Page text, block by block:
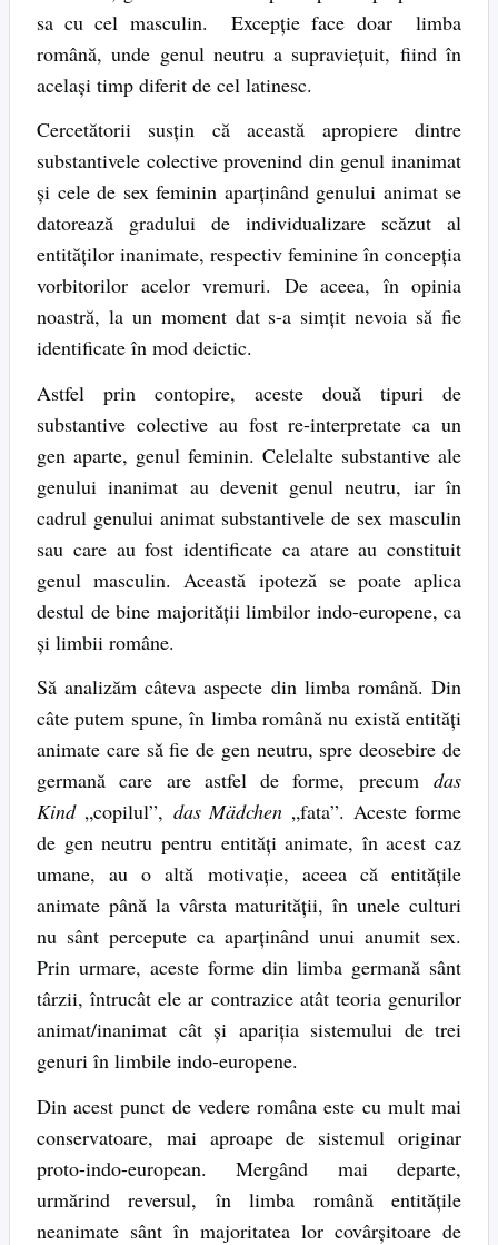
sa cu cel masculin. Excepție face doar limba
română, unde genul neutru a supraviețuit, fiind în
același timp diferit de cel latinesc.
Cercetătorii susțin că această apropiere dintre
substantivele colective provenind din genul inanimat
și cele de sex feminin aparținând genului animat se
datorează gradului de individualizare scăzut al
entităților inanimate, respectiv feminine în concepția
vorbitorilor acelor vremuri. De aceea, în opinia
noastră, la un moment dat s-a simțit nevoia să fie
identificate în mod deictic.
Astfel prin contopire, aceste două tipuri de
substantive colective au fost re-interpretate ca un
gen aparte, genul feminin. Celelalte substantive ale
genului inanimat au devenit genul neutru, iar în
cadrul genului animat substantivele de sex masculin
sau care au fost identificate ca atare au constituit
genul masculin. Această ipoteză se poate aplica
destul de bine majorității limbilor indo-europene, ca
și limbii române.
Să analizăm câteva aspecte din limba română. Din
câte putem spune, în limba română nu există entități
animate care să fie de gen neutru, spre deosebire de
germană care are astfel de forme, precum das
Kind„copilul”, das Mädchen „fata”. Aceste forme
de gen neutru pentru entități animate, în acest caz
umane, au o altă motivație, aceea că entitățile
animate până la vârsta maturității, în unele culturi
nu sânt percepute ca aparținând unui anumit sex.
Prin urmare, aceste forme din limba germană sânt
târzii, întrucât ele ar contrazice atât teoria genurilor
animat/inanimat cât și apariția sistemului de trei
genuri în limbile indo-europene.
Din acest punct de vedere româna este cu mult mai
conservatoare, mai aproape de sistemul originar
proto-indo-european. Mergând mai departe,
urmărind reversul, în limba română entitățile
neanimate sânt în majoritatea lor covârșitoare de